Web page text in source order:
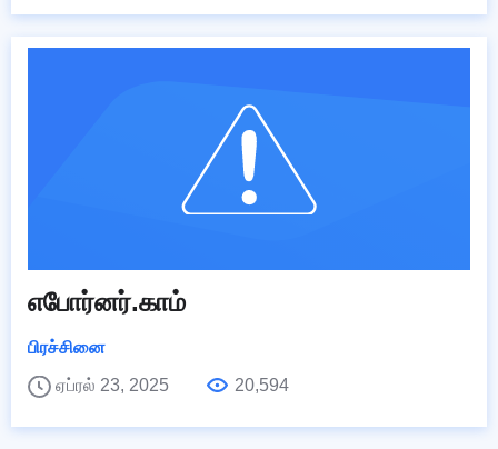
எபோர்னர்.காம்
பிரச்சினை
ஏப்ரல் 23, 2025
20,594